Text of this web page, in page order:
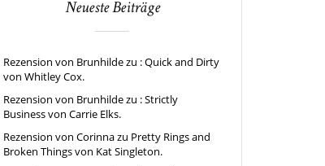
Neueste Beiträge
Rezension von Brunhilde zu : Quick and Dirty
von Whitley Cox.
Rezension von Brunhilde zu : Strictly
Business von Carrie Elks.
Rezension von Corinna zu Pretty Rings and
Broken Things von Kat Singleton.